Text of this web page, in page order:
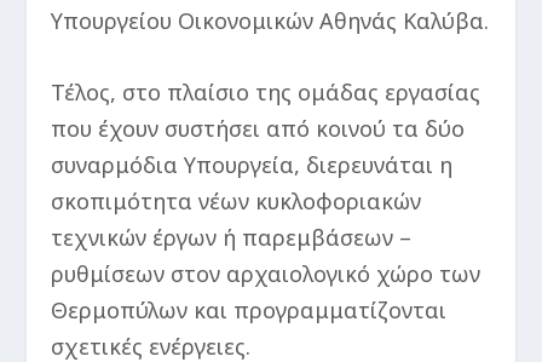
Υπουργείου Οικονομικών Αθηνάς Καλύβα.
Τέλος, στο πλαίσιο της ομάδας εργασίας
που έχουν συστήσει από κοινού τα δύο
συναρμόδια Υπουργεία, διερευνάται η
σκοπιμότητα νέων κυκλοφοριακών
τεχνικών έργων ή παρεμβάσεων –
ρυθμίσεων στον αρχαιολογικό χώρο των
Θερμοπύλων και προγραμματίζονται
σχετικές ενέργειες.